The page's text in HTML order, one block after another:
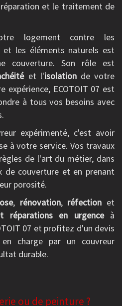
et le traitement de
logement contre les
et les éléments naturels est
couverture. Son rôle est
et l'isolationde votre
expérience, ECOTOIT 07 est
à tous vos besoins avec
expérimenté, c'est avoir
à votre service. Vos travaux
de l'art du métier, dans
de couverture et en prenant
porosité.
, rénovation, réfection et
réparations en urgenceà
07 et profitez d'un devis
charge par un couvreur
durable.
ou de peinture ?